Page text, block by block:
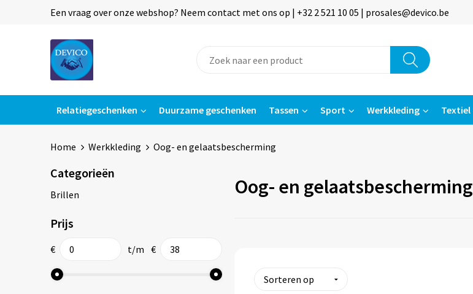
Een vraag over onze webshop? Neem contact met ons op | +32 2 521 10 05 | prosales@devico.be
Relatiegeschenken Duurzame geschenken Tassen Sport Werkkleding Textiel
Home Werkkleding Oog- en gelaatsbescherming
Categorieën
Brillen
Prijs
€ t/m €
Oog- en gelaatsbescherming